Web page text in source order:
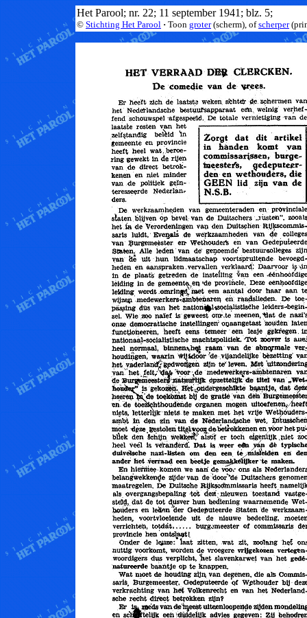
Het Parool; nr. 22; 11 september 1941; blz. 5;
© Stichting Het Parool · Toon groter(scherm), ofscherper